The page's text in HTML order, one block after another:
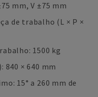
mm, V ±75 mm
de trabalho (L × P ×
1500 kg
840 × 640 mm
15° a 260 mm de